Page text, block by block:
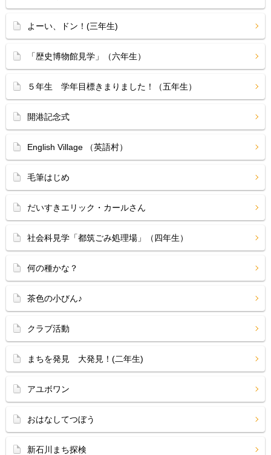
よーい、ドン！(三年生)
「歴史博物館見学」（六年生）
５年生 学年目標きまりました！（五年生）
開港記念式
English Village （英語村）
毛筆はじめ
だいすきエリック・カールさん
社会科見学「都筑ごみ処理場」（四年生）
何の種かな？
茶色の小びん♪
クラブ活動
まちを発見 大発見！(二年生)
アユボワン
おはなしてつぼう
新石川まち探検